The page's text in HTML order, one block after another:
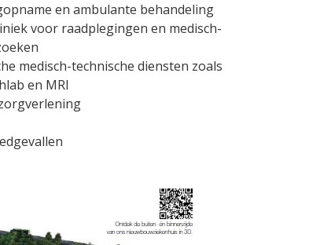
en ambulante behandeling
voor raadplegingen en medisch-
medisch-technische diensten zoals
en MRI